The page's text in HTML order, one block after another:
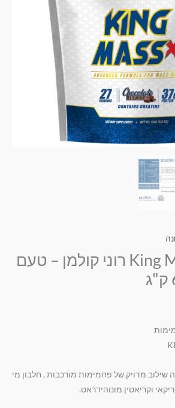
גיינר King Mass XL רוני קולמן – טעם
שילוב מדויק של פחמימות מורכבות , חלבון מי
וקריאטין מונוהידראט.